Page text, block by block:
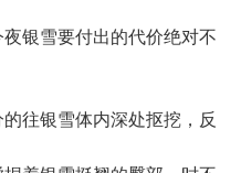
银雪要付出的代价绝对不
往银雪体内深处抠挖，反